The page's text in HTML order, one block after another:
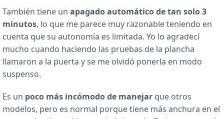
También tiene un apagado automático de tan solo 3
minutos, lo que me parece muy razonable teniendo en
cuenta que su autonomía es limitada. Yo lo agradecí
mucho cuando haciendo las pruebas de la plancha
llamaron a la puerta y se me olvidó ponerla en modo
suspenso.
Es un poco más incómodo de manejar que otros
modelos, pero es normal porque tiene más anchura en el